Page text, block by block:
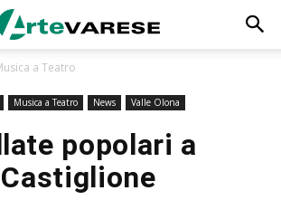
a Teatro
Musica a Teatro News Valle Olona
popolari a
Castiglione